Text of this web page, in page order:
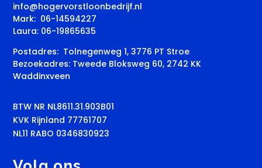
info@hogervorstloonbedrijf.nl
Mark: 06-14594227
Laura: 06-19865635
Postadres: Tolnegenweg 1, 3776 PT Stroe
Bezoekadres: Tweede Bloksweg 60, 2742 KK
Waddinxveen
BTW NR NL8611.31.903B01
KVK Rijnland 77761707
NL11 RABO 0346830923